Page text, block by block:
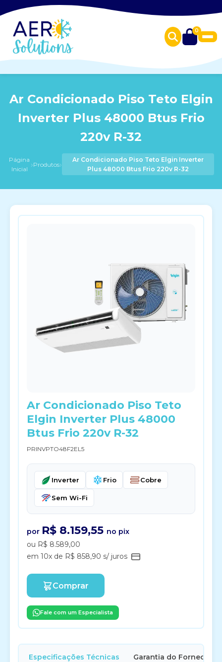
0
Ar Condicionado Piso Teto Elgin
Inverter Plus 48000 Btus Frio
220v R-32
Página
Inicial ›Produtos›
Ar Condicionado Piso Teto Elgin Inverter
Plus 48000 Btus Frio 220v R-32
Ar Condicionado Piso Teto
Elgin Inverter Plus 48000
Btus Frio 220v R-32
PRINVPTO48F2EL5
Inverter Frio Cobre
Sem Wi-Fi
por R$ 8.159,55 no pix
ou R$ 8.589,00
em 10x de R$ 858,90 s/ juros
Comprar
Fale com um Especialista
Especificações Técnicas Garantia do Fornecedor